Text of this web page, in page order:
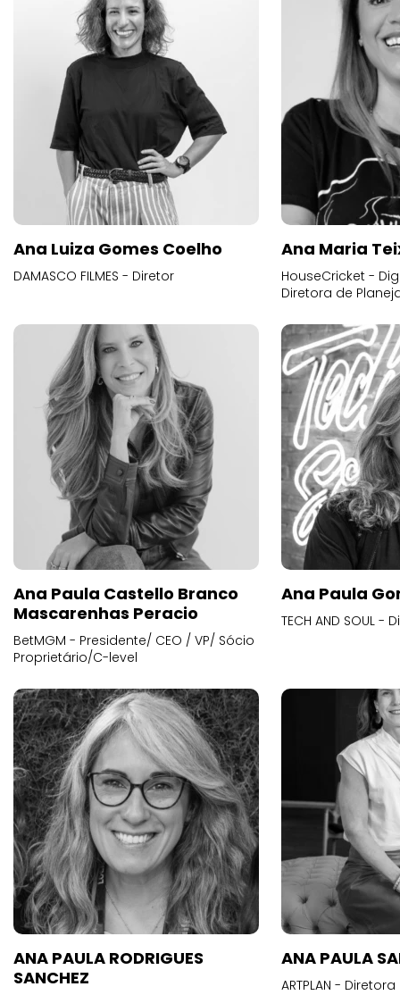
Ana Luiza Gomes Coelho
DAMASCO FILMES - Diretor
Ana Maria
HouseCricket -
Diretora de
Ana Paula Castello Branco
Mascarenhas Peracio
BetMGM - Presidente/ CEO / VP/ Sócio
Proprietário/C-level
Ana Paula
TECH AND SOUL
ANA PAULA RODRIGUES
SANCHEZ
ANA PAULA
ARTPLAN -